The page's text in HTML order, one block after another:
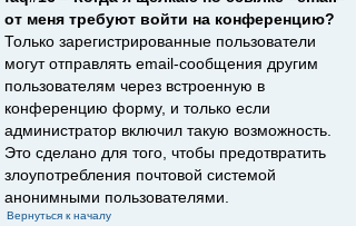
от меня требуют войти на конференцию?
Только зарегистрированные пользователи
могут отправлять email-сообщения другим
пользователям через встроенную в
конференцию форму, и только если
администратор включил такую возможность.
Это сделано для того, чтобы предотвратить
злоупотребления почтовой системой
анонимными пользователями.
Вернуться к началу